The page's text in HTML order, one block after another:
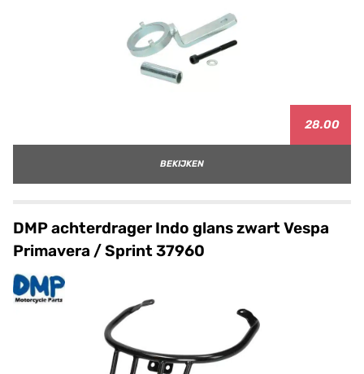
28.00
BEKIJKEN
DMP achterdrager Indo glans zwart Vespa
Primavera / Sprint 37960